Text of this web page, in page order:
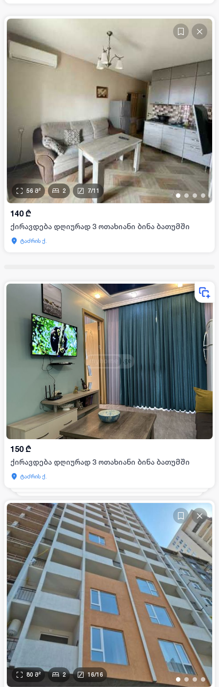
•• • •
56 მ² 2 7/11
140 ₾
ქირავდება დღიურად 3 ოთახიანი ბინა ბათუმში
ტაძრის ქ.
150 ₾
ქირავდება დღიურად 3 ოთახიანი ბინა ბათუმში
ტაძრის ქ.
• •• •
80 მ² 2 16/16